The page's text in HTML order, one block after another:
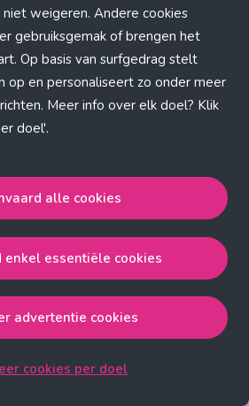
weigeren. Andere cookies
gebruiksgemak of brengen het
Op basis van surfgedrag stelt
op en personaliseert zo onder meer
Meer info over elk doel? Klik
doel'.
gaat akkoord met de strict
functionele en advertentie
cookies.
cookiesgaat akkoord met de strict
alle cookies
enkel essentiële cookies
advertentie cookies
cookies per doel
exception has occurred (see the
information)